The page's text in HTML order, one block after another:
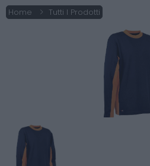
Home Tutti I Prodotti